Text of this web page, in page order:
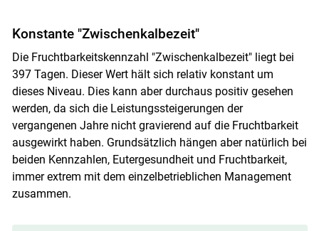
Konstante "Zwischenkalbezeit"
Die Fruchtbarkeitskennzahl "Zwischenkalbezeit" liegt bei
397 Tagen. Dieser Wert hält sich relativ konstant um
dieses Niveau. Dies kann aber durchaus positiv gesehen
werden, da sich die Leistungssteigerungen der
vergangenen Jahre nicht gravierend auf die Fruchtbarkeit
ausgewirkt haben. Grundsätzlich hängen aber natürlich bei
beiden Kennzahlen, Eutergesundheit und Fruchtbarkeit,
immer extrem mit dem einzelbetrieblichen Management
zusammen.